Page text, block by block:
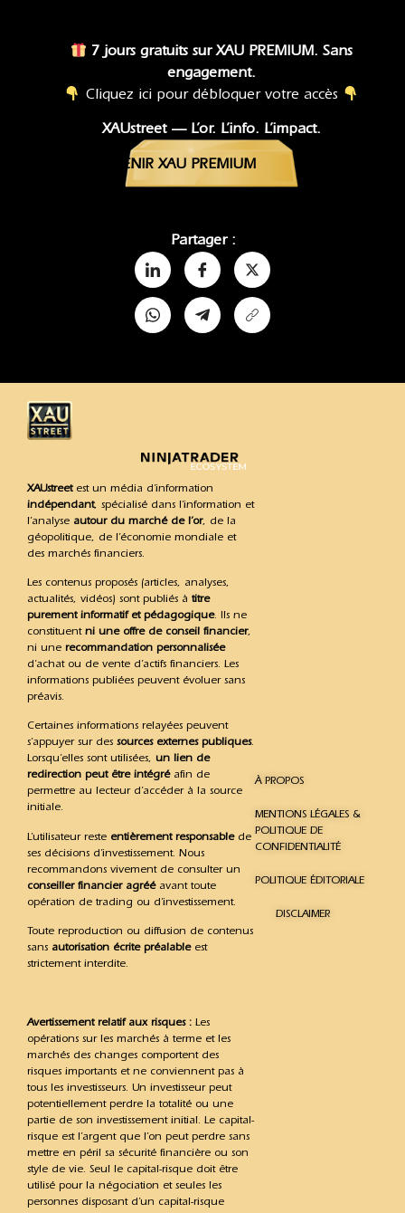
7 jours gratuits sur XAU PREMIUM. Sans
engagement.
Cliquez ici pour débloquer votre accès
XAUstreet — L’or. L’info. L’impact.
DEVENIR XAU PREMIUM
Partager :
XAUstreetest un média d’information
indépendant, spécialisé dans l’information et
l’analyse autour du marché de l’or, de la
géopolitique, de l’économie mondiale et
des marchés financiers.
Les contenus proposés (articles, analyses,
actualités, vidéos) sont publiés à titre
purement informatif et pédagogique. Ils ne
constituent ni une offre de conseil financier,
ni une recommandation personnalisée
d’achat ou de vente d’actifs financiers. Les
informations publiées peuvent évoluer sans
préavis.
Certaines informations relayées peuvent
s’appuyer sur des sources externes publiques.
Lorsqu’elles sont utilisées, un lien de
redirection peut être intégréafin de
permettre au lecteur d’accéder à la source
initiale.
L’utilisateur reste entièrement responsablede
ses décisions d’investissement. Nous
recommandons vivement de consulter un
conseiller financier agrééavant toute
opération de trading ou d’investissement.
Toute reproduction ou diffusion de contenus
sans autorisation écrite préalableest
strictement interdite.
Avertissement relatif aux risques : Les
opérations sur les marchés à terme et les
marchés des changes comportent des
risques importants et ne conviennent pas à
tous les investisseurs. Un investisseur peut
potentiellement perdre la totalité ou une
partie de son investissement initial. Le capital-
risque est l’argent que l’on peut perdre sans
mettre en péril sa sécurité financière ou son
style de vie. Seul le capital-risque doit être
utilisé pour la négociation et seules les
personnes disposant d’un capital-risque
À PROPOS
MENTIONS LÉGALES &
POLITIQUE DE
CONFIDENTIALITÉ
POLITIQUE ÉDITORIALE
DISCLAIMER